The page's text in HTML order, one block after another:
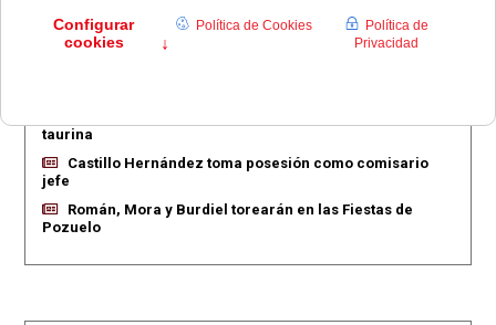
Pozuelo aprueba las 775 viviendas de Huerta Grande
taurina
Castillo Hernández toma posesión como comisario
jefe
Román, Mora y Burdiel torearán en las Fiestas de
Pozuelo